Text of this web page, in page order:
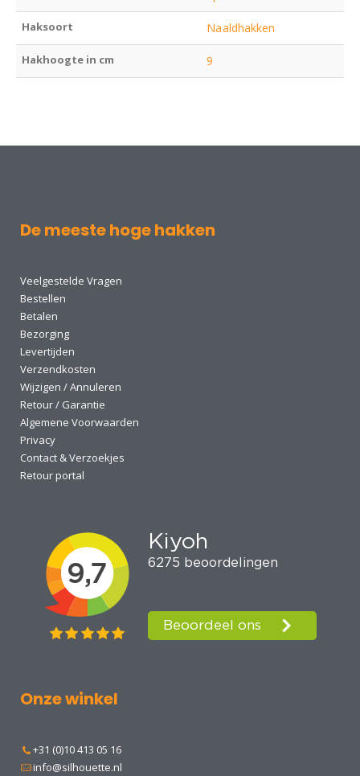
Haksoort Naaldhakken
Hakhoogte in cm 9
De meeste hoge hakken
Veelgestelde Vragen
Bestellen
Betalen
Bezorging
Levertijden
Verzendkosten
Wijzigen / Annuleren
Retour / Garantie
Algemene Voorwaarden
Privacy
Contact & Verzoekjes
Retour portal
Onze winkel
+31 (0)10 413 05 16
info@silhouette.nl